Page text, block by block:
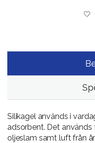
Silikagel används i
adsorbent. Det används
oljeslam samt luft från